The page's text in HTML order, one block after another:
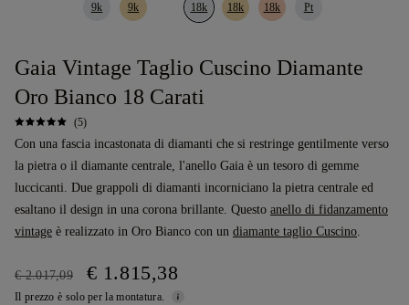
9k 9k 18k 18k 18k Pt
Gaia Vintage Taglio Cuscino Diamante
Oro Bianco 18 Carati
(5)
Con una fascia incastonata di diamanti che si restringe gentilmente verso
la pietra o il diamante centrale, l'anello Gaia è un tesoro di gemme
luccicanti. Due grappoli di diamanti incorniciano la pietra centrale ed
esaltano il design in una corona brillante. Questo anello di fidanzamento
vintage è realizzato in Oro Bianco con un diamante taglio Cuscino.
€ 2.017,09 € 1.815,38
Il prezzo è solo per la montatura.